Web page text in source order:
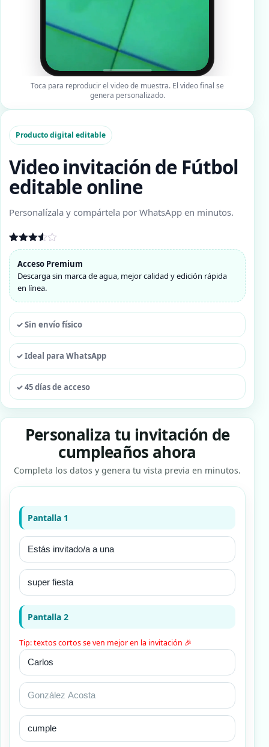
Toca para reproducir el video de muestra. El video final se
genera personalizado.
Producto digital editable
Video invitación de Fútbol
editable online
Personalízala y compártela por WhatsApp en minutos.
Valorado
con
3.50de
5 en
base a
2
valoraciones
de
clientes
Acceso Premium
Descarga sin marca de agua, mejor calidad y edición rápida
en línea.
✓ Sin envío físico
✓ Ideal para WhatsApp
✓ 45 días de acceso
Personaliza tu invitación de
cumpleaños ahora
Completa los datos y genera tu vista previa en minutos.
Pantalla 1
Pantalla 2
Tip: textos cortos se ven mejor en la invitación 🎉